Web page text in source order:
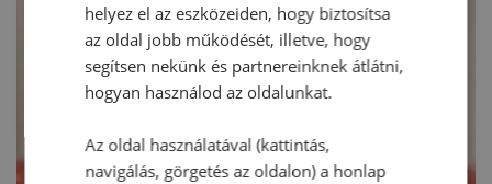
helyez el az eszközeiden, hogy biztosítsa
az oldal jobb működését, illetve, hogy
segítsen nekünk és partnereinknek átlátni,
hogyan használod az oldalunkat.
Az oldal használatával (kattintás,
navigálás, görgetés az oldalon) a honlap